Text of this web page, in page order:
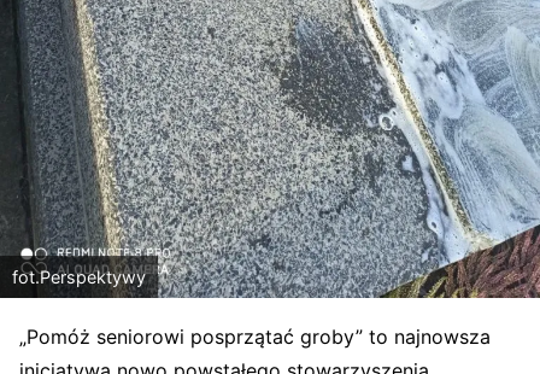
fot.Perspektywy
„Pomóż seniorowi posprzątać groby” to najnowsza